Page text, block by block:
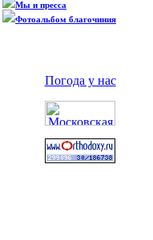
Мы и пресса
Фотоальбом благочиния
Погода у нас